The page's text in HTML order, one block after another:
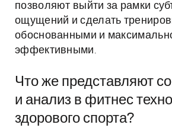
позволяют выйти за рамки
ощущений и сделать
обоснованными и
эффективными.
Что же представляют
и анализ в фитнес
здорового спорта?